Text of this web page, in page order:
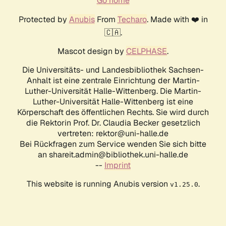
Protected by AnubisFrom Techaro. Made with ❤️ in
🇨🇦.
Mascot design by CELPHASE.
Die Universitäts- und Landesbibliothek Sachsen-
Anhalt ist eine zentrale Einrichtung der Martin-
Luther-Universität Halle-Wittenberg. Die Martin-
Luther-Universität Halle-Wittenberg ist eine
Körperschaft des öffentlichen Rechts. Sie wird durch
die Rektorin Prof. Dr. Claudia Becker gesetzlich
vertreten: rektor@uni-halle.de
Bei Rückfragen zum Service wenden Sie sich bitte
an shareit.admin@bibliothek.uni-halle.de
-- Imprint
This website is running Anubis version v1.25.0.